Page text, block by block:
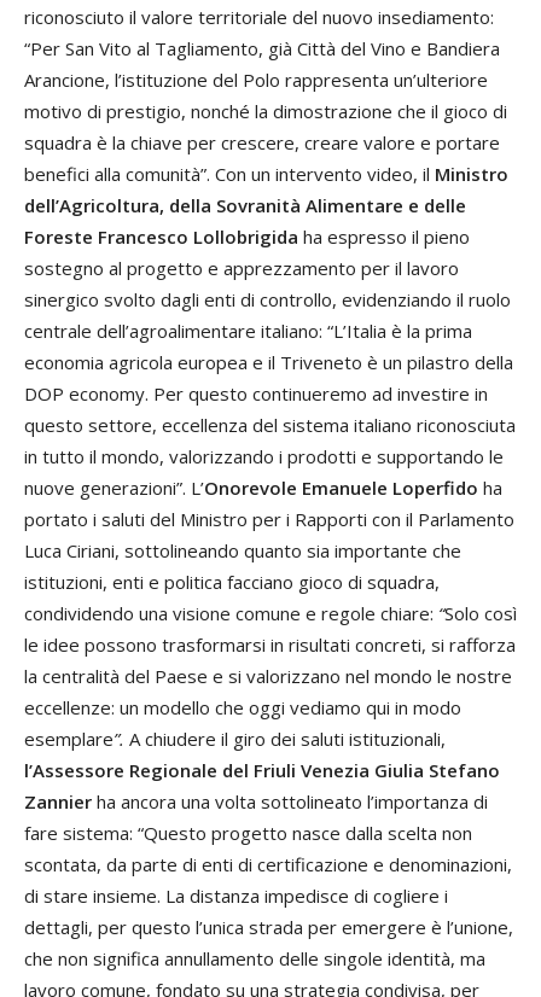
riconosciuto il valore territoriale del nuovo insediamento:
“Per San Vito al Tagliamento, già Città del Vino e Bandiera
Arancione, l’istituzione del Polo rappresenta un’ulteriore
motivo di prestigio, nonché la dimostrazione che il gioco di
squadra è la chiave per crescere, creare valore e portare
benefici alla comunità”. Con un intervento video, il Ministro
dell’Agricoltura, della Sovranità Alimentare e delle
Foreste Francesco Lollobrigida ha espresso il pieno
sostegno al progetto e apprezzamento per il lavoro
sinergico svolto dagli enti di controllo, evidenziando il ruolo
centrale dell’agroalimentare italiano: “L’Italia è la prima
economia agricola europea e il Triveneto è un pilastro della
DOP economy. Per questo continueremo ad investire in
questo settore, eccellenza del sistema italiano riconosciuta
in tutto il mondo, valorizzando i prodotti e supportando le
nuove generazioni”. L’Onorevole Emanuele Loperfido ha
portato i saluti del Ministro per i Rapporti con il Parlamento
Luca Ciriani, sottolineando quanto sia importante che
istituzioni, enti e politica facciano gioco di squadra,
condividendo una visione comune e regole chiare: “Solo così
le idee possono trasformarsi in risultati concreti, si rafforza
la centralità del Paese e si valorizzano nel mondo le nostre
eccellenze: un modello che oggi vediamo qui in modo
esemplare”. A chiudere il giro dei saluti istituzionali,
l’Assessore Regionale del Friuli Venezia Giulia Stefano
Zannier ha ancora una volta sottolineato l’importanza di
fare sistema: “Questo progetto nasce dalla scelta non
scontata, da parte di enti di certificazione e denominazioni,
di stare insieme. La distanza impedisce di cogliere i
dettagli, per questo l’unica strada per emergere è l’unione,
che non significa annullamento delle singole identità, ma
lavoro comune, fondato su una strategia condivisa, per